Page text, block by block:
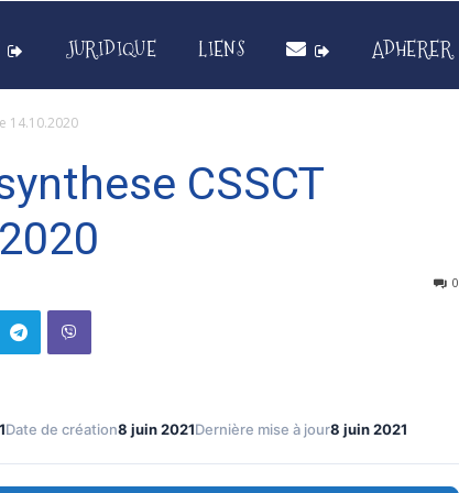
JURIDIQUE LIENS ADHERER
14.10.2020
CSSCT
0
1Date de création8 juin 2021Dernière mise à jour8 juin 2021